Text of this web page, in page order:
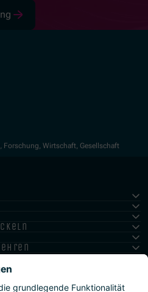
Forschung, Wirtschaft, Gesellschaft
international